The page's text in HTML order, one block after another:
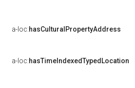
a-loc:hasCulturalPropertyAddress
a-loc:hasTimeIndexedTypedLocation